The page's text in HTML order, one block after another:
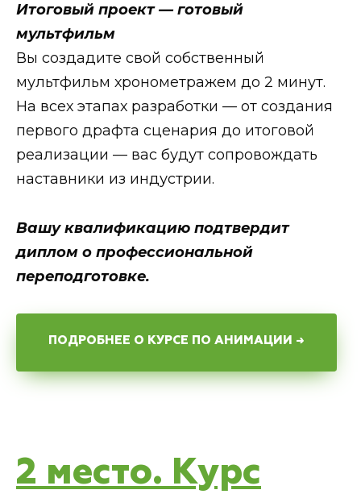
Итоговый проект — готовый
мультфильм
Вы создадите свой собственный
мультфильм хронометражем до 2 минут.
На всех этапах разработки — от создания
первого драфта сценария до итоговой
реализации — вас будут сопровождать
наставники из индустрии.
Вашу квалификацию подтвердит
диплом о профессиональной
переподготовке.
ПОДРОБНЕЕ О КУРСЕ ПО АНИМАЦИИ →
2 место. Курс